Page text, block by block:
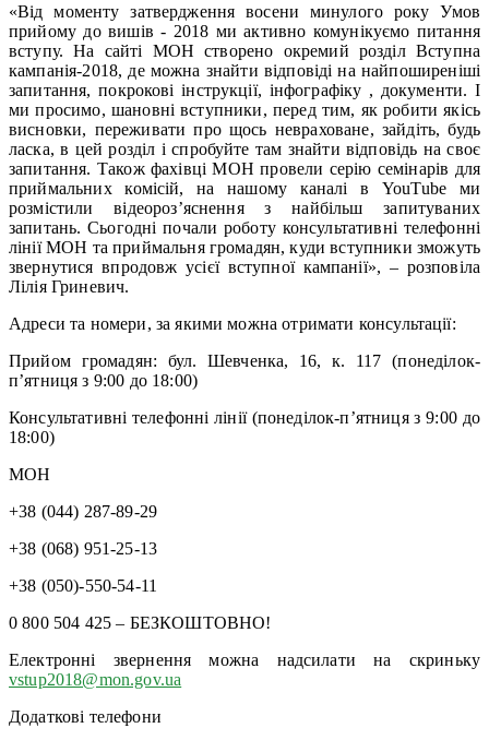
«Від моменту затвердження восени минулого року Умов
прийому до вишів - 2018 ми активно комунікуємо питання
вступу. На сайті МОН створено окремий розділ Вступна
кампанія-2018, де можна знайти відповіді на найпоширеніші
запитання, покрокові інструкції, інфографіку , документи. І
ми просимо, шановні вступники, перед тим, як робити якісь
висновки, переживати про щось невраховане, зайдіть, будь
ласка, в цей розділ і спробуйте там знайти відповідь на своє
запитання. Також фахівці МОН провели серію семінарів для
приймальних комісій, на нашому каналі в YouTube ми
розмістили відеороз’яснення з найбільш запитуваних
запитань. Сьогодні почали роботу консультативні телефонні
лінії МОН та приймальня громадян, куди вступники зможуть
звернутися впродовж усієї вступної кампанії», – розповіла
Лілія Гриневич.
Адреси та номери, за якими можна отримати консультації:
Прийом громадян: бул. Шевченка, 16, к. 117 (понеділок-
п’ятниця з 9:00 до 18:00)
Консультативні телефонні лінії (понеділок-п’ятниця з 9:00 до
18:00)
МОН
+38 (044) 287-89-29
+38 (068) 951-25-13
+38 (050)-550-54-11
0 800 504 425 – БЕЗКОШТОВНО!
Електронні звернення можна надсилати на скриньку
vstup2018@mon.gov.ua
Додаткові телефони